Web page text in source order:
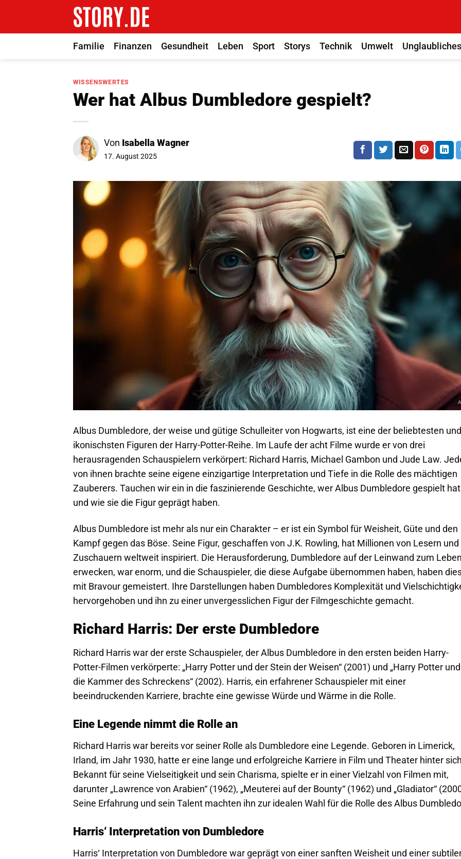
springen
Familie
Finanzen Gesundheit Leben Sport Storys Technik Umwelt Unglaubliches
WISSENSWERTES
Wer hat Albus Dumbledore gespielt?
Von Isabella Wagner
17. August 2025
Albus Dumbledore, der weise und gütige Schulleiter von Hogwarts, ist eine der beliebtesten und
ikonischsten Figuren der Harry-Potter-Reihe. Im Laufe der acht Filme wurde er von drei
herausragenden Schauspielern verkörpert: Richard Harris, Michael Gambon und Jude Law.
von ihnen brachte seine eigene einzigartige Interpretation und Tiefe in die Rolle des mächtigen
Zauberers. Tauchen wir ein in die faszinierende Geschichte, wer Albus Dumbledore gespielt hat
und wie sie die Figur geprägt haben.
Albus Dumbledore ist mehr als nur ein Charakter – er ist ein Symbol für Weisheit, Güte und den
Kampf gegen das Böse. Seine Figur, geschaffen von J.K. Rowling, hat Millionen von Lesern und
Zuschauern weltweit inspiriert. Die Herausforderung, Dumbledore auf der Leinwand zum
erwecken, war enorm, und die Schauspieler, die diese Aufgabe übernommen haben, haben
mit Bravour gemeistert. Ihre Darstellungen haben Dumbledores Komplexität und
hervorgehoben und ihn zu einer unvergesslichen Figur der Filmgeschichte gemacht.
Richard Harris: Der erste Dumbledore
Richard Harris war der erste Schauspieler, der Albus Dumbledore in den ersten beiden Harry-
Potter-Filmen verkörperte: „Harry Potter und der Stein der Weisen“ (2001) und „Harry Potter und
die Kammer des Schreckens“ (2002). Harris, ein erfahrener Schauspieler mit einer
beeindruckenden Karriere, brachte eine gewisse Würde und Wärme in die Rolle.
Eine Legende nimmt die Rolle an
Richard Harris war bereits vor seiner Rolle als Dumbledore eine Legende. Geboren in Limerick,
Irland, im Jahr 1930, hatte er eine lange und erfolgreiche Karriere in Film und Theater hinter
Bekannt für seine Vielseitigkeit und sein Charisma, spielte er in einer Vielzahl von Filmen mit,
darunter „Lawrence von Arabien“ (1962), „Meuterei auf der Bounty“ (1962) und „Gladiator“
Seine Erfahrung und sein Talent machten ihn zur idealen Wahl für die Rolle des Albus
Harris‘ Interpretation von Dumbledore
Harris‘ Interpretation von Dumbledore war geprägt von einer sanften Weisheit und einer